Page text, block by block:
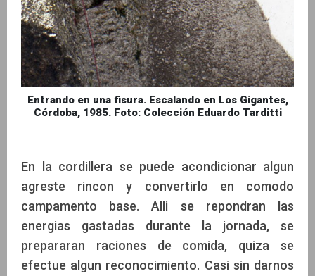
Entrando en una fisura. Escalando en Los Gigantes,
Córdoba, 1985. Foto: Colección Eduardo Tarditti
En la cordillera se puede acondicionar algun
agreste rincon y convertirlo en comodo
campamento base. Alli se repondran las
energias gastadas durante la jornada, se
prepararan raciones de comida, quiza se
efectue algun reconocimiento. Casi sin darnos